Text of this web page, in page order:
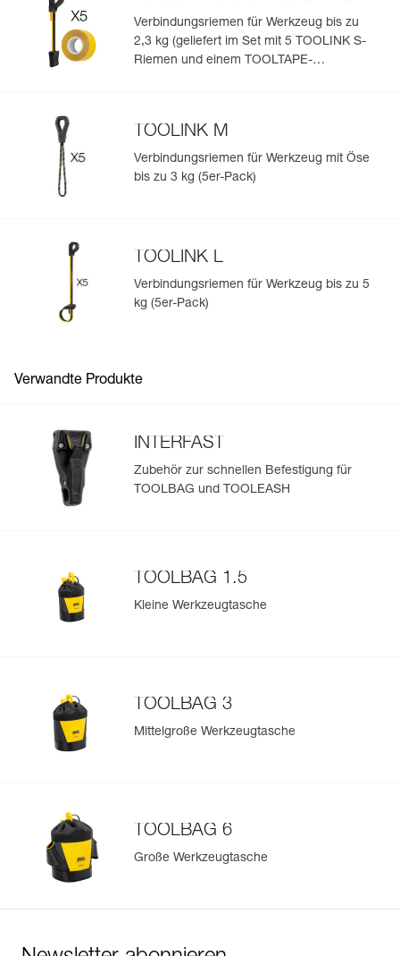
Einfache Verwaltung und Überprüfung Ihrer PSA
automatisch hochgeladen.
Importieren und exportieren Sie problemlos die Daten
Ihrer vorhandenen PSA-Bestände.
Sehen Sie sich die Geschichte eines Produkts ab dem
Mehr erfahren
Verbindungsriemen für Werkzeug bis zu
2,3 kg (geliefert im Set mit 5 TOOLINK S-
Riemen und einem TOOLTAPE-
TOOLINK M
Verbindungsriemen für Werkzeug mit Öse
bis zu 3 kg (5er-Pack)
TOOLINK L
Verbindungsriemen für Werkzeug bis zu 5
kg (5er-Pack)
Verwandte Produkte
INTERFAST
Zubehör zur schnellen Befestigung für
TOOLBAG und TOOLEASH
TOOLBAG 1.5
Kleine Werkzeugtasche
TOOLBAG 3
Mittelgroße Werkzeugtasche
TOOLBAG 6
Große Werkzeugtasche